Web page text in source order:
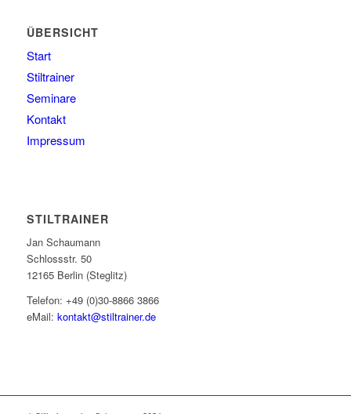
ÜBERSICHT
Start
Stiltrainer
Seminare
Kontakt
Impressum
STILTRAINER
Jan Schaumann
Schlossstr. 50
12165 Berlin (Steglitz)
Telefon: +49 (0)30-8866 3866
eMail: kontakt@stiltrainer.de